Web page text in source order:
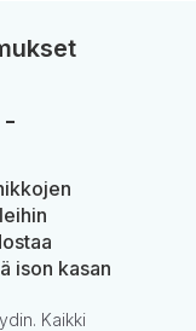
-
ison kasan
Kaikki